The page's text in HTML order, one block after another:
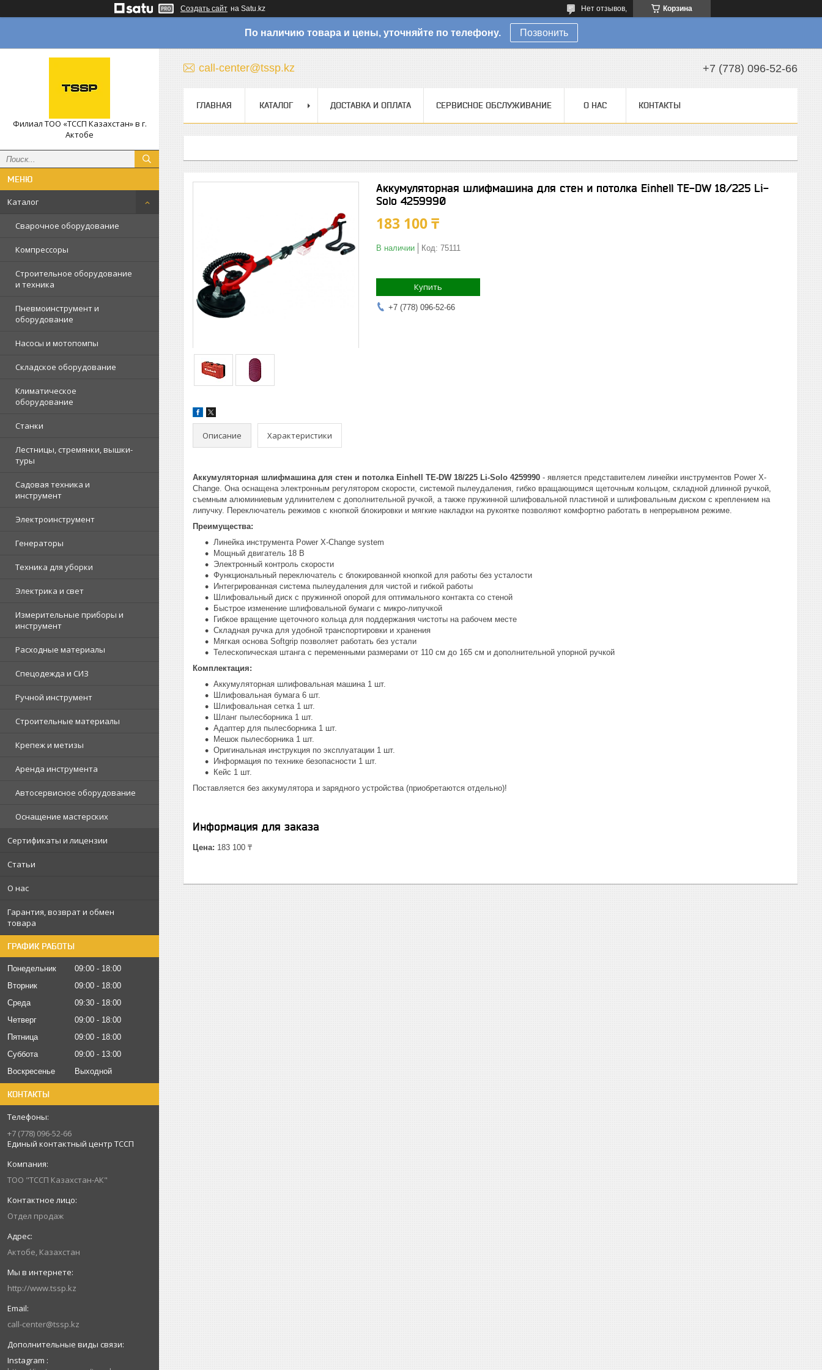
Создать сайт на Satu.kz Корзина
Нет отзывов,
По наличию товара и цены, уточняйте по телефону. Позвонить
Филиал ТОО «ТССП Казахстан» в г.
Актобе
Каталог
Сварочное оборудование
Компрессоры
Строительное оборудование
и техника
Пневмоинструмент и
оборудование
Насосы и мотопомпы
Складское оборудование
Климатическое
оборудование
Станки
Лестницы, стремянки, вышки-
туры
Садовая техника и
инструмент
Электроинструмент
Генераторы
Техника для уборки
Электрика и свет
Измерительные приборы и
инструмент
Расходные материалы
Спецодежда и СИЗ
Ручной инструмент
Строительные материалы
Крепеж и метизы
Аренда инструмента
Автосервисное оборудование
Оснащение мастерских
Сертификаты и лицензии
Статьи
О нас
Гарантия, возврат и обмен
товара
ГРАФИК РАБОТЫ
Понедельник 09:00
18:00
Вторник
09:00
18:00
Среда
09:30
18:00
Четверг
09:00
18:00
Пятница
09:00
18:00
Суббота
09:00
13:00
Воскресенье
Выходной
КОНТАКТЫ
+7 (778) 096-52-66
Единый контактный центр ТССП
ТОО "ТССП Казахстан-АК"
Отдел продаж
Актобе, Казахстан
http://www.tssp.kz
call-center@tssp.kz
Instagram
call-center@tssp.kz +7 (778) 096-52-66
ГЛАВНАЯ КАТАЛОГ ДОСТАВКА И ОПЛАТА СЕРВИСНОЕ ОБСЛУЖИВАНИЕ О НАС КОНТАКТЫ
Аккумуляторная шлифмашина для стен и потолка Einhell TE-DW 18/225 Li-
Solo 4259990
183 100 ₸
В наличии Код: 75111
Купить
+7 (778) 096-52-66
Описание Характеристики
Аккумуляторная шлифмашина для стен и потолка Einhell TE-DW 18/225 Li-Solo 4259990 - является представителем линейки инструментов Power X-
Change. Она оснащена электронным регулятором скорости, системой пылеудаления, гибко вращающимся щеточным кольцом, складной длинной ручкой,
съемным алюминиевым удлинителем с дополнительной ручкой, а также пружинной шлифовальной пластиной и шлифовальным диском с креплением на
липучку. Переключатель режимов с кнопкой блокировки и мягкие накладки на рукоятке позволяют комфортно работать в непрерывном режиме.
Преимущества:
Линейка инструмента Power X-Change system
Мощный двигатель 18 В
Электронный контроль скорости
Функциональный переключатель с блокированной кнопкой для работы без усталости
Интегрированная система пылеудаления для чистой и гибкой работы
Шлифовальный диск с пружинной опорой для оптимального контакта со стеной
Быстрое изменение шлифовальной бумаги с микро-липучкой
Гибкое вращение щеточного кольца для поддержания чистоты на рабочем месте
Складная ручка для удобной транспортировки и хранения
Мягкая основа Softgrip позволяет работать без устали
Телескопическая штанга с переменными размерами от 110 см до 165 см и дополнительной упорной ручкой
Комплектация:
Аккумуляторная шлифовальная машина 1 шт.
Шлифовальная бумага 6 шт.
Шлифовальная сетка 1 шт.
Шланг пылесборника 1 шт.
Адаптер для пылесборника 1 шт.
Мешок пылесборника 1 шт.
Оригинальная инструкция по эксплуатации 1 шт.
Информация по технике безопасности 1 шт.
Кейс 1 шт.
Поставляется без аккумулятора и зарядного устройства (приобретаются отдельно)!
Информация для заказа
Цена: 183 100 ₸